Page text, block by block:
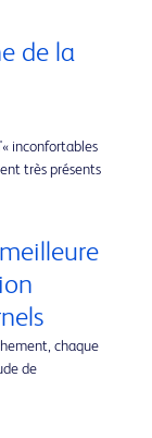
de la
inconfortables
très présents
chaque
de